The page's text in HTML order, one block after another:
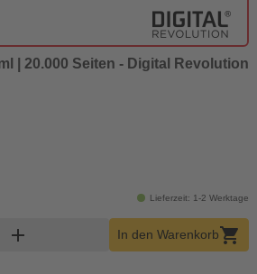
| 20.000 Seiten - Digital Revolution
Lieferzeit: 1-2 Werktage
Menge
add In den Warenkorbshopping_cart